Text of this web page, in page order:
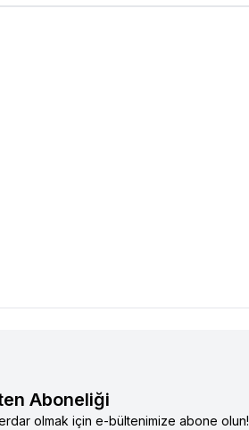
Aboneliği
olmak için e-bültenimize abone olun!